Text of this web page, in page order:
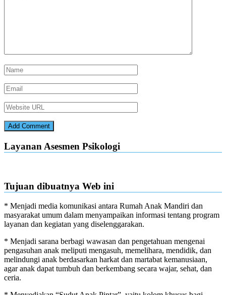
Layanan Asesmen Psikologi
Tujuan dibuatnya Web ini
* Menjadi media komunikasi antara Rumah Anak Mandiri dan
masyarakat umum dalam menyampaikan informasi tentang program
layanan dan kegiatan yang diselenggarakan.
* Menjadi sarana berbagi wawasan dan pengetahuan mengenai
pengasuhan anak meliputi mengasuh, memelihara, mendidik, dan
melindungi anak berdasarkan harkat dan martabat kemanusiaan,
agar anak dapat tumbuh dan berkembang secara wajar, sehat, dan
ceria.